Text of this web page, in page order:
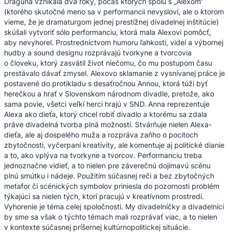
(ktorého skutočné meno sa v performancii nevysloví, ale o ktorom
vieme, že je dramaturgom jednej prestížnej divadelnej inštitúcie)
skúšali vytvoriť sólo performanciu, ktorá mala Alexovi pomôcť,
aby nevyhorel. Prostredníctvom humoru ľahkosti, videí a výbornej
hudby a sound designu rozprávajú tvorkyne a tvorcovia
o človeku, ktorý zasvätil život niečomu, čo mu postupom času
prestávalo dávať zmysel. Alexovo sklamanie z vysnívanej práce je
postavené do protikladu s desaťročnou Annou, ktorá túži byť
herečkou a hrať v Slovenskom národnom divadle, pretože, ako
sama povie, všetci veľkí herci hrajú v SND. Anna reprezentuje
Alexa ako dieťa, ktorý chcel robiť divadlo a ktorému sa zdala
práve divadelná tvorba plná možností. Stvárňuje nielen Alexa-
dieťa, ale aj dospelého muža a rozpráva zaňho o pocitoch
zbytočnosti, vyčerpaní kreativity, ale komentuje aj politické dianie
a to, ako vplýva na tvorkyne a tvorcov. Performanciu treba
jednoznačne vidieť, a to nielen pre záverečnú dojímavú scénu
plnú smútku i nádeje. Použitím súčasnej reči a bez zbytočných
metafor či scénických symbolov priniesla do pozornosti problém
týkajúci sa nielen tých, ktorí pracujú v kreatívnom prostredí.
Vyhorenie je téma celej spoločnosti. My divadelníčky a divadelníci
by sme sa však o týchto témach mali rozprávať viac, a to nielen
v kontexte súčasnej príšernej kultúrnopolitickej situácie.